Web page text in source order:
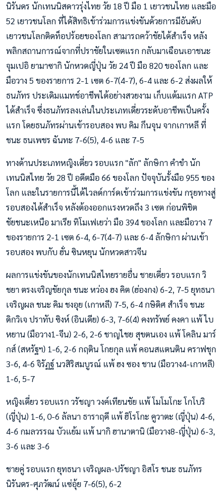
นิรันดร นักเทนนิสดาวรุ่งไทย วัย 18 ปี มือ 1 เยาวชนไทย และมือ
52 เยาวชนโลก ที่ได้สิทธิเข้าร่วมการแข่งขันด้วยการมีอันดับ
เยาวชนโลกติดท็อปร้อยของโลก สามารถคว้าชัยได้สำเร็จ หลัง
พลิกสถานการณ์จากที่ปราชัยในเซตแรก กลับมาเฉือนเอาชนะ
จุมเปอิ ยามาซากิ นักหวดญี่ปุ่น วัย 24 ปี มือ 820 ของโลก และ
มือวาง 5 ของรายการ 2-1 เซต 6-7(4-7), 6-4 และ 6-2 ส่งผลให้
ธนภัทร ประเดิมแมทช์อาชีพได้อย่างสวยงาม เก็บแต้มแรก ATP
ได้สำเร็จ ซึ่งธนภัทรลงเล่นในประเภทเดี่ยวระดับอาชีพเป็นครั้ง
แรก โดยธนภัทรผ่านเข้ารอบสอง พบ คิม กึนจุน จากเกาหลี ที่
ชนะ ธนเพชร ฉันทะ 7-6(5), 4-6 และ 7-5
ทางด้านประเภทหญิงเดี่ยว รอบแรก "ลัก" ลักษิกา คำขำ นัก
เทนนิสไทย วัย 28 ปี อดีตมือ 66 ของโลก ปัจจุบันรั้งมือ 955 ของ
โลก และในรายการนี้ได้ไวลด์การ์ดเข้าร่วมการแข่งขัน กรุยทางสู่
รอบสองได้สำเร็จ หลังต้องออกแรงหวดถึง 3 เซต ก่อนพิชิต
ชัยชนะเหนือ มาเรีย ทิโมเฟเยว่า มือ 394 ของโลก และมือวาง 7
ของรายการ 2-1 เซต 6-4, 6-7(4-7) และ 6-4 ลักษิกา ผ่านเข้า
รอบสอง พบกับ ฮั่น ซินหยุน นักหวดสาวจีน
ผลการแข่งขันของนักเทนนิสไทยรายอื่น ชายเดี่ยว รอบแรก วิ
ชยา ตรงเจริญชัยกุล ชนะ หว่อง ฮง คิต (ฮ่องกง) 6-2, 7-5 ยุทธนา
เจริญผล ชนะ คิม ชงอุย (เกาหลี) 7-5, 6-4 กษิดิศ สำเร็จ ชนะ
ดิกวิเจ ปราทับ ซิงห์ (อินเดีย) 6-3, 7-6(4) คงทรัพย์ คงคา แพ้ ไบ
หยาน (มือวาง1-จีน) 2-6, 2-6 ชาญไชย สุขตนเอง แพ้ โคลิน มาร์
กส์ (สหรัฐฯ) 1-6, 2-6 กฤติน โกยกุล แพ้ คอนสแตนติน คราฟชุก
3-6, 4-6 จิรัฏฐ์ นวสิริสมบูรณ์ แพ้ ฮง ซอง ชาน (มือวาง4-เกาหลี)
1-6, 5-7
หญิงเดี่ยว รอบแรก วรัชญา วงค์เทียนชัย แพ้ โมโมโกะ โกโบริ
(ญี่ปุ่น) 1-6, 0-6 ลัลนา ธาราฤดี แพ้ ฮิโรโกะ คูวาตะ (ญี่ปุ่น) 4-6,
4-6 กมลวรรณ บัวแย้ม แพ้ นากิ ฮานาตานิ (มือวาง8-ญี่ปุ่น) 6-3,
3-6 และ 3-6
ชายคู่ รอบแรก ยุทธนา เจริญผล-ปรัชญา อิสโร ชนะ ธนภัทร
นิรันดร-ศุภวัฒน์ แซ่อุ้ย 7-6(5), 6-2